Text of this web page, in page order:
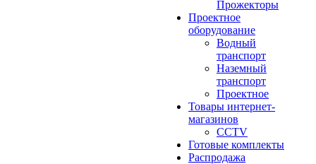
Прожекторы
Проектное
оборудование
Водный
транспорт
Наземный
транспорт
Проектное
Товары интернет-
магазинов
CCTV
Готовые комплекты
Распродажа